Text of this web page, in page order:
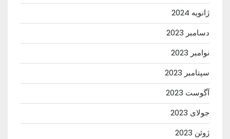
ژانویه 2024
دسامبر 2023
نوامبر 2023
سپتامبر 2023
آگوست 2023
جولای 2023
ژوئن 2023